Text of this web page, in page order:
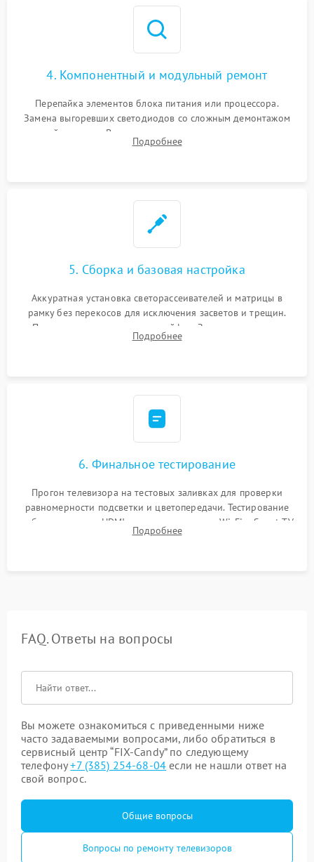
4. Компонентный и модульный ремонт
Перепайка элементов блока питания или процессора.
Замена выгоревших светодиодов со сложным демонтажом
хрупкой матрицы. Восстановление поврежденных дорожек,
прошивка микросхем памяти EEPROM
Подробнее
5. Сборка и базовая настройка
Аккуратная установка светорассеивателей и матрицы в
рамку без перекосов для исключения засветов и трещин.
Подключение внутренних шлейфов. Закрытие корпуса.
Сброс настроек и обновление программного обеспечения.
Подробнее
6. Финальное тестирование
Прогон телевизора на тестовых заливках для проверки
равномерности подсветки и цветопередачи. Тестирование
работы разъемов HDMI, динамиков, модуля Wi-Fi и Smart TV
в рабочем режиме в течение нескольких часов.
Подробнее
FAQ. Ответы на вопросы
Вы можете ознакомиться с приведенными ниже
часто задаваемыми вопросами, либо обратиться в
сервисный центр “FIX-Candy” по следующему
телефону+7 (385) 254-68-04 если не нашли ответ на
свой вопрос.
Общие вопросы
Вопросы по ремонту телевизоров